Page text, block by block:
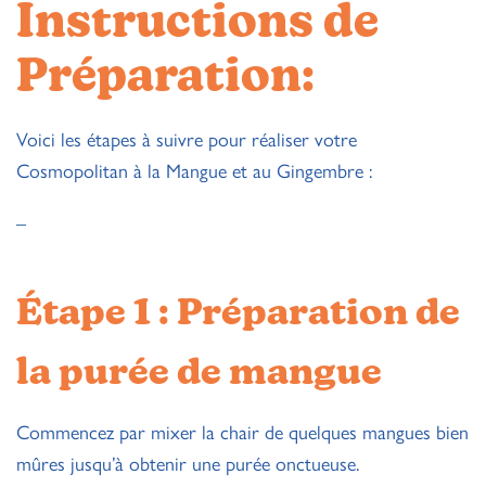
Instructions de
Préparation:
Voici les étapes à suivre pour réaliser votre
Cosmopolitan à la Mangue et au Gingembre :
–
Étape 1 : Préparation de
la purée de mangue
Commencez par mixer la chair de quelques mangues bien
mûres jusqu’à obtenir une purée onctueuse.